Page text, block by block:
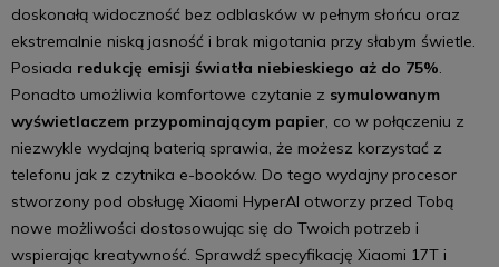
doskonałą widoczność bez odblasków w pełnym słońcu oraz
ekstremalnie niską jasność i brak migotania przy słabym świetle.
Posiada redukcję emisji światła niebieskiego aż do 75%.
Ponadto umożliwia komfortowe czytanie z symulowanym
wyświetlaczem przypominającym papier, co w połączeniu z
niezwykle wydajną baterią sprawia, że możesz korzystać z
telefonu jak z czytnika e-booków. Do tego wydajny procesor
stworzony pod obsługę Xiaomi HyperAI otworzy przed Tobą
nowe możliwości dostosowując się do Twoich potrzeb i
wspierając kreatywność. Sprawdź specyfikację Xiaomi 17T i